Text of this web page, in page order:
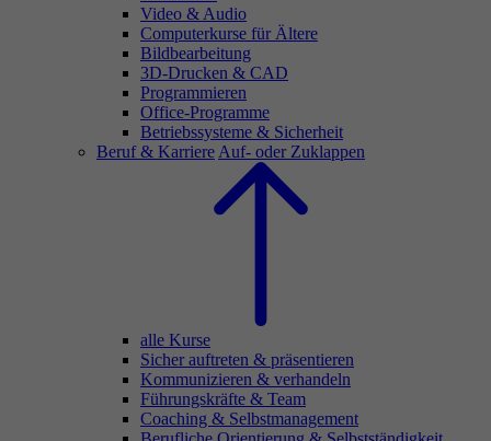
Video & Audio
Computerkurse für Ältere
Bildbearbeitung
3D-Drucken & CAD
Programmieren
Office-Programme
Betriebssysteme & Sicherheit
Beruf & Karriere Auf- oder Zuklappen
alle Kurse
Sicher auftreten & präsentieren
Kommunizieren & verhandeln
Führungskräfte & Team
Coaching & Selbstmanagement